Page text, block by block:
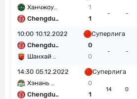
Ханчжоу..
1
Chengdu..
1
- -
10:00 10.12.2022
Суперлига
Chengdu..
0
Шанхай ..
0
- -
14:30 05.12.2022
Суперлига
Хэнань ..
0
Chengdu..
1
14 0